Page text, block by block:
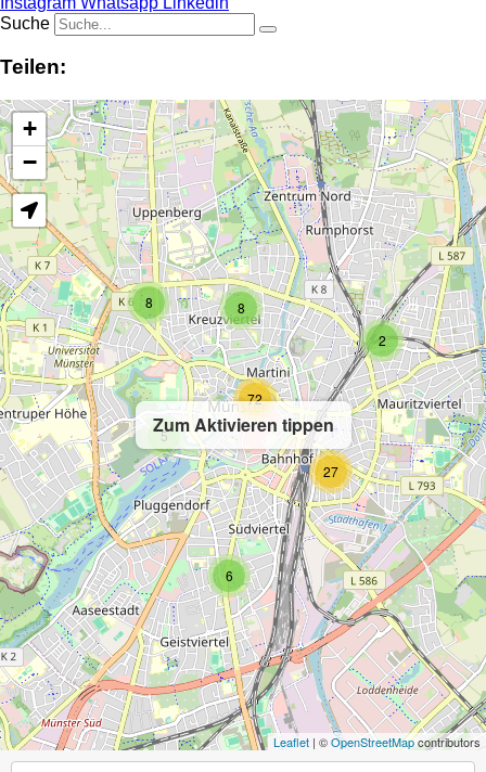
Suche
Teilen:
Zum Aktivieren tippen
2
8
6
8
27
5
72
+
−
Leaflet | ©OpenStreetMapcontributors